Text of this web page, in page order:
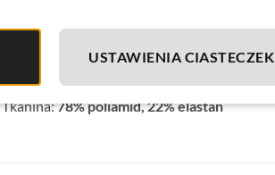
Tkanina:78% poliamid, 22% elastan
USTAWIENIA CIASTECZEK